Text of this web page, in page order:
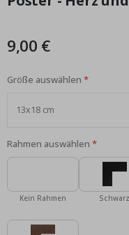
der
9,00 €
Größe auswählen
Rahmen auswählen
Kein Rahmen Schwarz